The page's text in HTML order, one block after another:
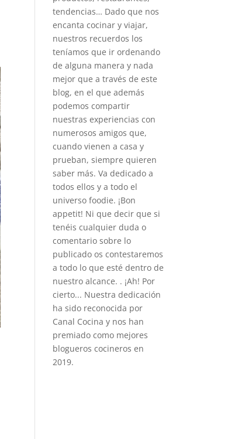
tendencias… Dado que nos
encanta cocinar y viajar,
nuestros recuerdos los
teníamos que ir ordenando
de alguna manera y nada
mejor que a través de este
blog, en el que además
podemos compartir
nuestras experiencias con
numerosos amigos que,
cuando vienen a casa y
prueban, siempre quieren
saber más. Va dedicado a
todos ellos y a todo el
universo foodie. ¡Bon
appetit! Ni que decir que si
tenéis cualquier duda o
comentario sobre lo
publicado os contestaremos
a todo lo que esté dentro de
nuestro alcance. . ¡Ah! Por
cierto... Nuestra dedicación
ha sido reconocida por
Canal Cocina y nos han
premiado como mejores
blogueros cocineros en
2019.